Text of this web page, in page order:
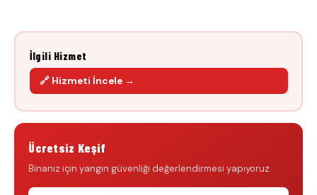
İlgili Hizmet
🔗 Hizmeti İncele →
Ücretsiz Keşif
Binanız için yangın güvenliği değerlendirmesi yapıyoruz.